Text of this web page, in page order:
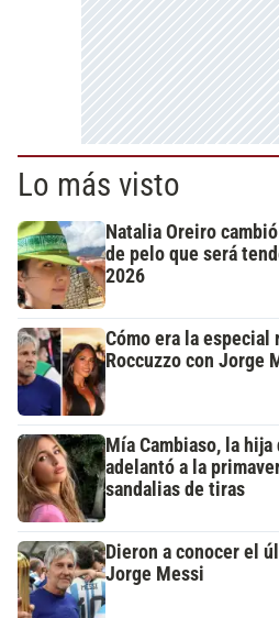
Lo más visto
Natalia Oreiro
de pelo que será
2026
Cómo era la
Roccuzzo con Jorge
Mía Cambiaso, la
adelantó a la
sandalias de tiras
Dieron a conocer el
Jorge Messi